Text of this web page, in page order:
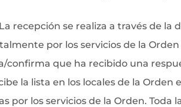
La recepción se realiza a través de la
por los servicios de la
confirma que ha recibido una
la lista en los locales de la Orden
por los servicios de la Orden.